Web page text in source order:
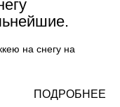
на снегу на
ПОДРОБНЕЕ